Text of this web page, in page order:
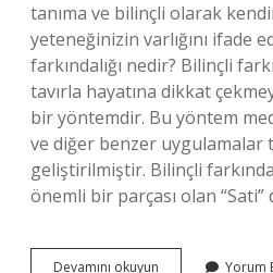
tanıma ve bilinçli olarak
yeteneğinizin varlığını ifade
farkındalığı nedir? Bilinçli
tavırla hayatına dikkat
bir yöntemdir. Bu yöntem
ve diğer benzer uygulamalar
geliştirilmiştir. Bilinçli
önemli bir parçası olan “Sati”
Devamını okuyun Farkındalık Yorum